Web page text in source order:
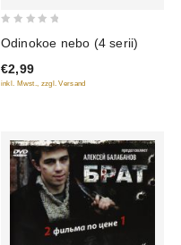
of
5
Odinokoe nebo (4 serii)
€2,99
inkl. Mwst., zzgl. Versand